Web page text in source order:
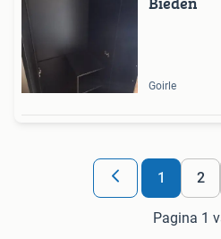
Goirle
1 2
Pagina 1